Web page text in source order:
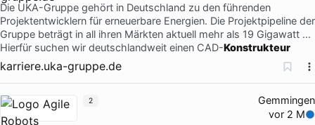
Die UKA-Gruppe gehört in Deutschland zu den führenden
Projektentwicklern für erneuerbare Energien. Die Projektpipeline der
Gruppe beträgt in all ihren Märkten aktuell mehr als 19 Gigawatt …
Hierfür suchen wir deutschlandweit einen CAD-Konstrukteur
karriere.uka-gruppe.de
Gemmingen
vor 2 M
2